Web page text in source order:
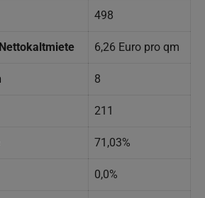
498
6,26 Euro pro qm
8
211
71,03%
0,0%